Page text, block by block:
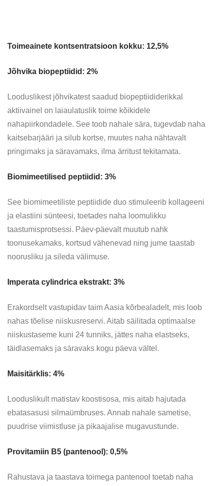
Toimeainete kontsentratsioon kokku: 12,5%
Jõhvika biopeptiidid: 2%
Looduslikest jõhvikatest saadud biopeptiididerikkal
aktiivainel on laiaulatuslik toime kõikidele
nahapiirkondadele. See toob nahale sära, tugevdab naha
kaitsebarjääri ja silub kortse, muutes naha nähtavalt
pringimaks ja säravamaks, ilma ärritust tekitamata.
Biomimeetilised peptiidid: 3%
See biomimeetiliste peptiidide duo stimuleerib kollageeni
ja elastiini sünteesi, toetades naha loomulikku
taastumisprotsessi. Päev-päevalt muutub nahk
toonusekamaks, kortsud vähenevad ning jume taastab
noorusliku ja sileda välimuse.
Imperata cylindrica ekstrakt: 3%
Erakordselt vastupidav taim Aasia kõrbealadelt, mis loob
nahas tõelise niiskusreservi. Aitab säilitada optimaalse
niiskustaseme kuni 24 tunniks, jättes naha elastseks,
täidlasemaks ja säravaks kogu päeva vältel.
Maisitärklis: 4%
Looduslikult matistav koostisosa, mis aitab hajutada
ebatasasusi silmaümbruses. Annab nahale sametise,
puudrise viimistluse ja pikaajalise mugavustunde.
Provitamiin B5 (pantenool): 0,5%
Rahustava ja taastava toimega pantenool toetab naha